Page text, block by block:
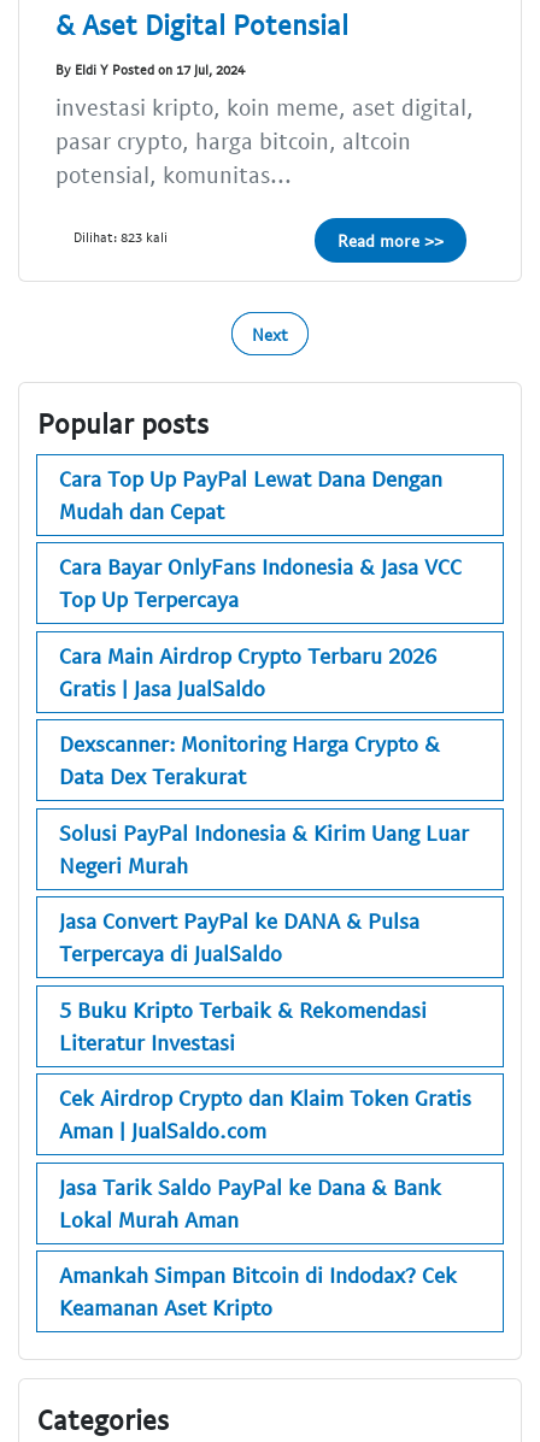
& Aset Digital Potensial
By Eldi Y Posted on 17 Jul, 2024
investasi kripto, koin meme, aset digital,
pasar crypto, harga bitcoin, altcoin
potensial, komunitas...
Dilihat: 823 kali Read more >>
Next
Popular posts
Cara Top Up PayPal Lewat Dana Dengan
Mudah dan Cepat
Cara Bayar OnlyFans Indonesia & Jasa VCC
Top Up Terpercaya
Cara Main Airdrop Crypto Terbaru 2026
Gratis | Jasa JualSaldo
Dexscanner: Monitoring Harga Crypto &
Data Dex Terakurat
Solusi PayPal Indonesia & Kirim Uang Luar
Negeri Murah
Jasa Convert PayPal ke DANA & Pulsa
Terpercaya di JualSaldo
5 Buku Kripto Terbaik & Rekomendasi
Literatur Investasi
Cek Airdrop Crypto dan Klaim Token Gratis
Aman | JualSaldo.com
Jasa Tarik Saldo PayPal ke Dana & Bank
Lokal Murah Aman
Amankah Simpan Bitcoin di Indodax? Cek
Keamanan Aset Kripto
Categories